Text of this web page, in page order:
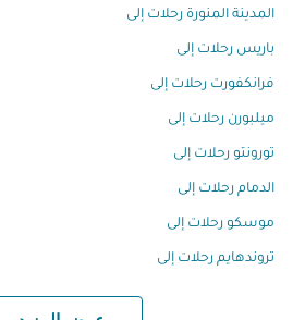
المدينة المنورة رحلات إلى
باريس رحلات إلى
فرانكفورت رحلات إلى
ميلبورن رحلات إلى
تورونتو رحلات إلى
الدمام رحلات إلى
موسكو رحلات إلى
تروندهايم رحلات إلى